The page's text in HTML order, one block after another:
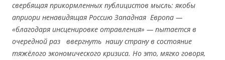
свербящая прикормленных публицистов мысль: якобы
априори ненавидящая Россию Западная Европа —
«благодаря инсценировке отравления» — пытается в
очередной раз ввергнуть нашу страну в состояние
тяжёлого экономического кризиса. Но это, мягко говоря,